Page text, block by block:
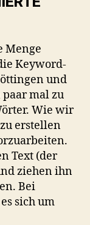
Menge
Keyword-
und
mal zu
Wie wir
erstellen
Text (der
ziehen ihn
Bei
sich um